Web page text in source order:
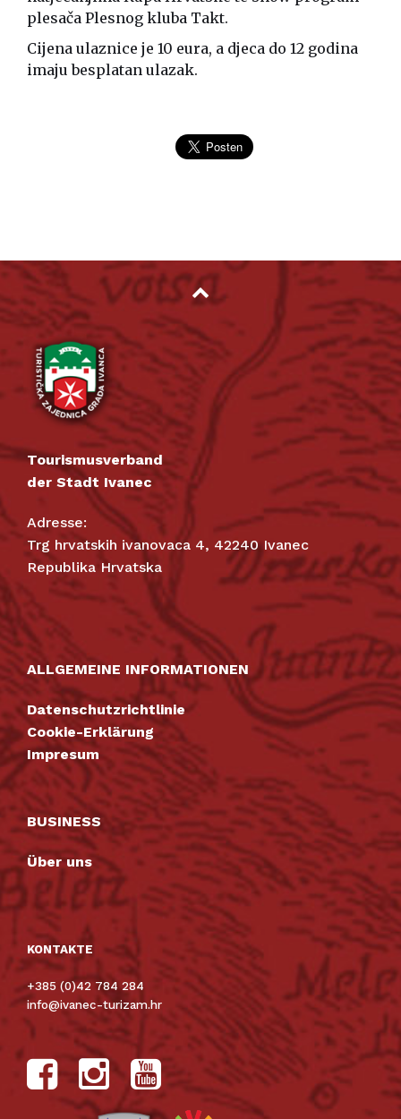
plesača Plesnog kluba Takt.
Cijena ulaznice je 10 eura, a djeca do 12 godina
imaju besplatan ulazak.
Tourismusverband
der Stadt Ivanec
Adresse:
Trg hrvatskih ivanovaca 4, 42240 Ivanec
Republika Hrvatska
ALLGEMEINE INFORMATIONEN
Datenschutzrichtlinie
Cookie-Erklärung
Impresum
BUSINESS
Über uns
KONTAKTE
+385 (0)42 784 284
info@ivanec-turizam.hr